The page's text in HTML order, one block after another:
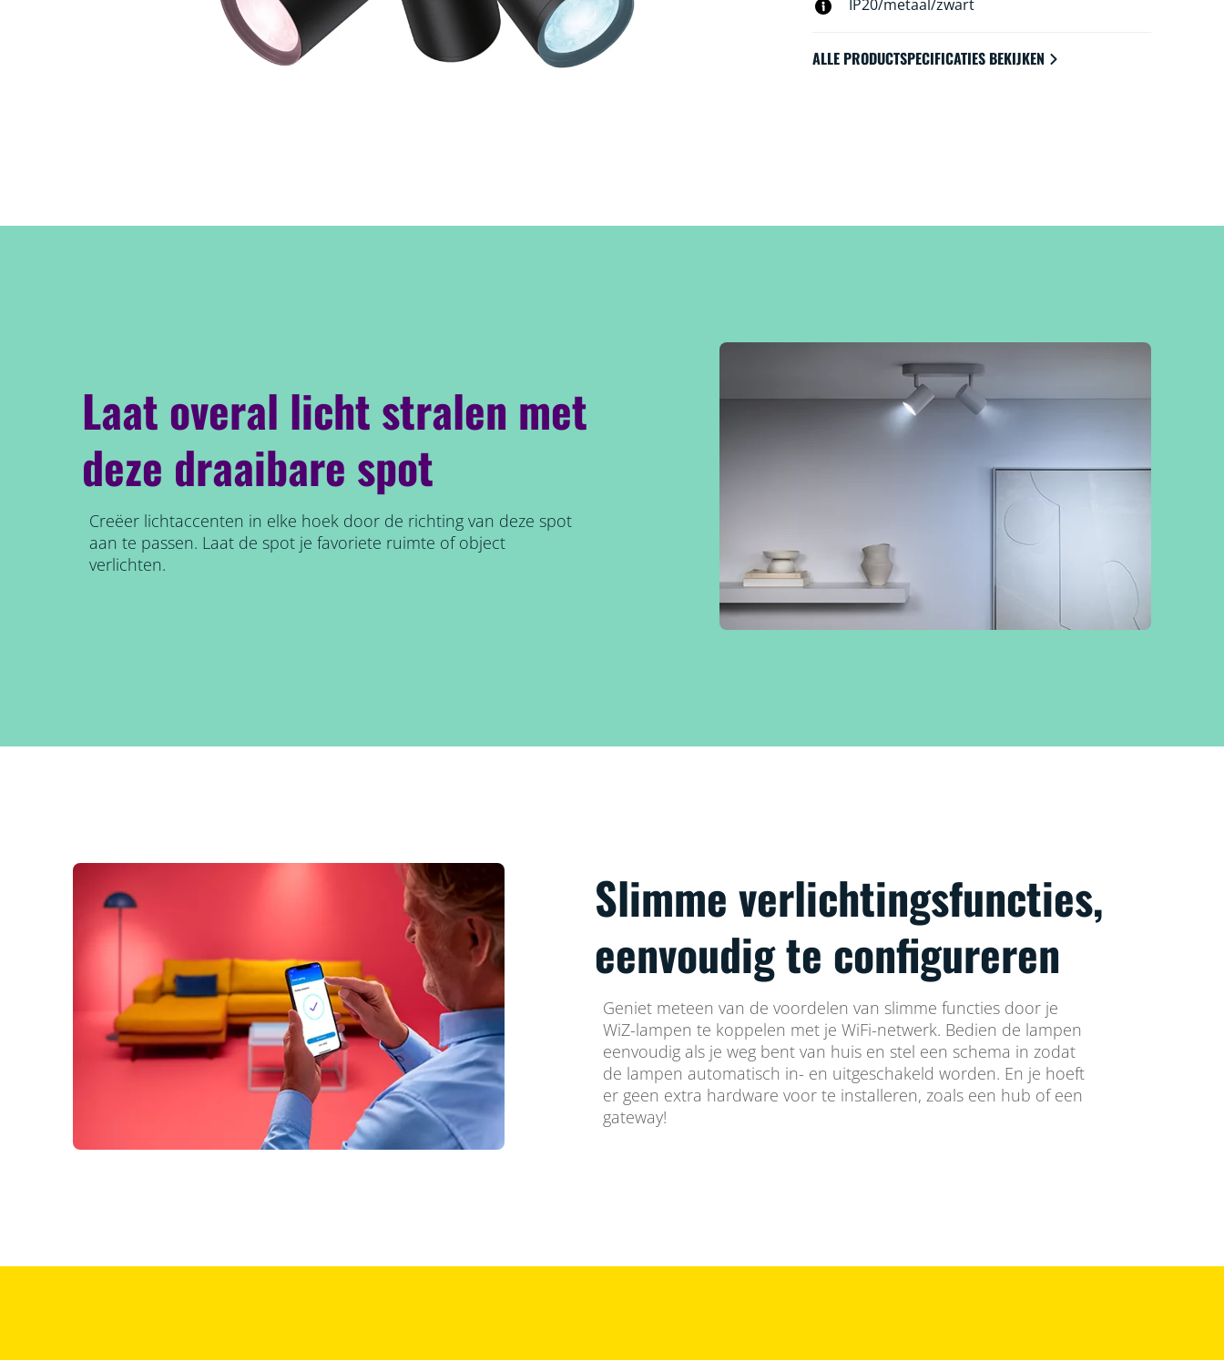
IP20/metaal/zwart
ALLE PRODUCTSPECIFICATIES BEKIJKEN
Laat overal licht stralen met
deze draaibare spot
Creëer lichtaccenten in elke hoek door de richting van deze spot
aan te passen. Laat de spot je favoriete ruimte of object
verlichten.
Slimme verlichtingsfuncties,
eenvoudig te configureren
Geniet meteen van de voordelen van slimme functies door je
WiZ-lampen te koppelen met je WiFi-netwerk. Bedien de lampen
eenvoudig als je weg bent van huis en stel een schema in zodat
de lampen automatisch in- en uitgeschakeld worden. En je hoeft
er geen extra hardware voor te installeren, zoals een hub of een
gateway!